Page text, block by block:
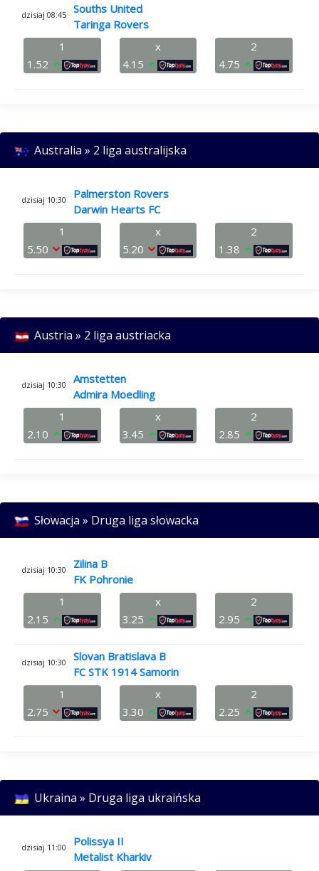
dzisiaj 08:45
Souths United
Taringa Rovers
1
1.52
x
4.15
2
4.75
Australia » 2 liga australijska
dzisiaj 10:30
Palmerston Rovers
Darwin Hearts FC
1
5.50
x
5.20
2
1.38
Austria » 2 liga austriacka
dzisiaj 10:30
Amstetten
Admira Moedling
1
2.10
x
3.45
2
2.85
Słowacja » Druga liga słowacka
dzisiaj 10:30
Zilina B
FK Pohronie
1
2.15
x
3.25
2
2.95
dzisiaj 10:30
Slovan Bratislava B
FC STK 1914 Samorin
1
2.75
x
3.30
2
2.25
Ukraina » Druga liga ukraińska
dzisiaj 11:00
Polissya II
Metalist Kharkiv